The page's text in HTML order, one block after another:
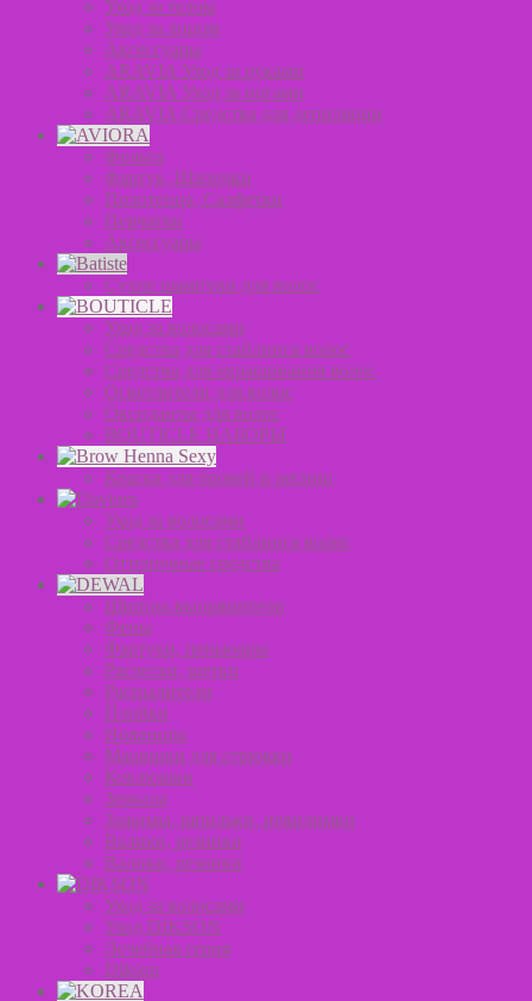
Уход за телом
Уход за лицом
Аксессуары
ARAVIA Уход за руками
ARAVIA Уход за ногами
ARAVIA Средства для депиляции
Фольга
Фартук, Шапочки
Полотенца, Салфетки
Перчатки
Аксессуары
Сухие шампуни для волос
Уход за волосами
Средства для стайлинга волос
Средства для окрашивания волос
Осветлители для волос
Оксиданты для волос
BOUTICLE НАБОРЫ
Краска для бровей и ресниц
Уход за волосами
Средства для стайлинга волос
Оттеночные средства
Щипцы-выпрямители
Фены
Фартуки, пеньюары
Расчески, щетки
Распылители
Плойки
Ножницы
Машинки для стрижки
Коклюшки
Зеркала
Зажимы, шпильки, невидимки
Валики, резинки
Валики, резинки
Уход за волосами
Уход DIKSON
Лечебная серия
Dikson